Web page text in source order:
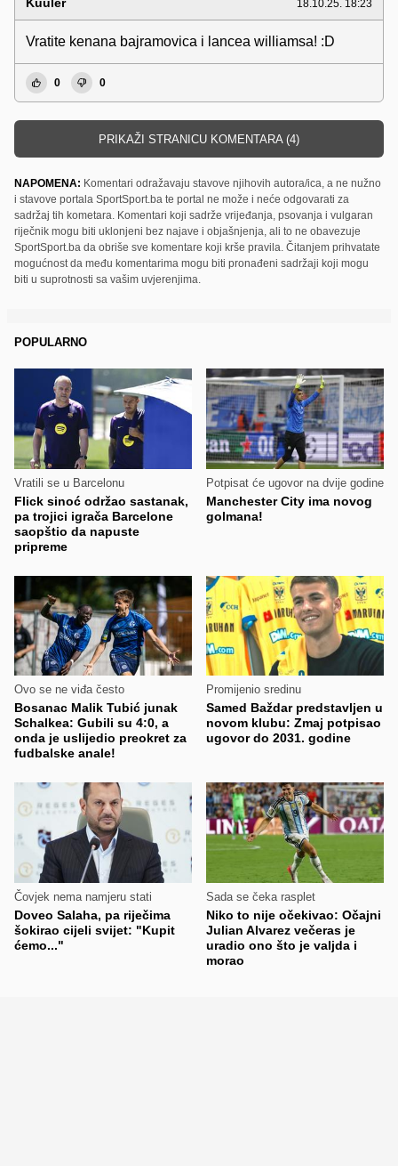
18.10.25. 18:23
Vratite kenana bajramovica i lancea williamsa! :D
0 0
PRIKAŽI STRANICU KOMENTARA (4)
NAPOMENA: Komentari odražavaju stavove njihovih autora/ica, a ne nužno
i stavove portala SportSport.ba te portal ne može i neće odgovarati za
sadržaj tih kometara. Komentari koji sadrže vrijeđanja, psovanja i vulgaran
riječnik mogu biti uklonjeni bez najave i objašnjenja, ali to ne obavezuje
SportSport.ba da obriše sve komentare koji krše pravila. Čitanjem prihvatate
mogućnost da među komentarima mogu biti pronađeni sadržaji koji mogu
biti u suprotnosti sa vašim uvjerenjima.
POPULARNO
Vratili se u Barcelonu
Flick sinoć održao sastanak,
pa trojici igrača Barcelone
saopštio da napuste
pripreme
Potpisat će ugovor na dvije godine
Manchester City ima novog
golmana!
Ovo se ne viđa često
Bosanac Malik Tubić junak
Schalkea: Gubili su 4:0, a
onda je uslijedio preokret za
fudbalske anale!
Promijenio sredinu
Samed Baždar predstavljen u
novom klubu: Zmaj potpisao
ugovor do 2031. godine
Čovjek nema namjeru stati
Doveo Salaha, pa riječima
šokirao cijeli svijet: "Kupit
ćemo..."
Sada se čeka rasplet
Niko to nije očekivao: Očajni
Julian Alvarez večeras je
uradio ono što je valjda i
morao